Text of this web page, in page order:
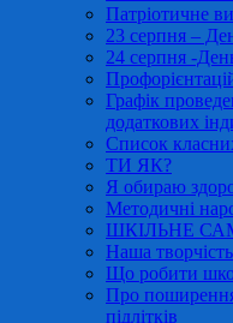
Патріотичне
23 серпня –
24 серпня -
Графік
додаткових
Список
ТИ ЯК?
Я обираю
Методичні
ШКІЛЬНЕ
Наша творчість
Що робити
Про поширення
підлітків